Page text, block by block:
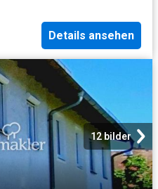
Details ansehen
12 bilder